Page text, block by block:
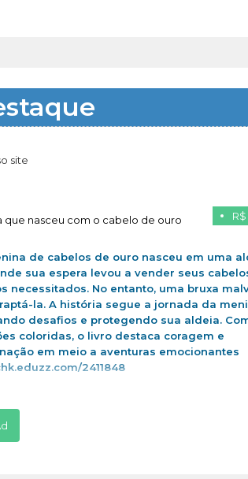
site
que nasceu com o cabelo de ouro
de cabelos de ouro nasceu em uma
sua espera levou a vender seus
necessitados. No entanto, uma bruxa
la. A história segue a jornada da
desafios e protegendo sua aldeia.
coloridas, o livro destaca coragem e
em meio a aventuras emocionantes
2411848